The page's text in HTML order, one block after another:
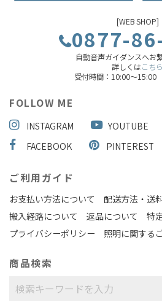
[WEB SHOP]
0877-
自動音声ガイダンスへお
詳しくはこちら
受付時間：10:00～15:00
FOLLOW ME
INSTAGRAM YOUTUBE
FACEBOOK
PINTEREST
ご利用ガイド
お支払い方法について
配送方法・送
搬入経路について
返品について
特
プライバシーポリシー
照明に関する
商品検索